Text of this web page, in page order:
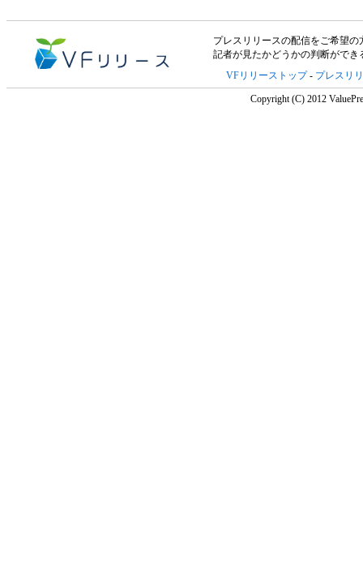
プレスリリースの配信をご希望の
記者が見たかどうかの判断がで
VFリリーストップ- プレスリ
Copyright (C) 2012